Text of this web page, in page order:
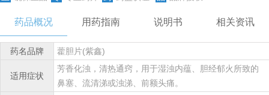
药品概况 用药指南 说明书 相关资讯
药名品牌 藿胆片(紫鑫)
适用症状
芳香化浊，清热通窍，用于湿浊内蕴、胆经郁火所致的
鼻塞、流清涕或浊涕、前额头痛。